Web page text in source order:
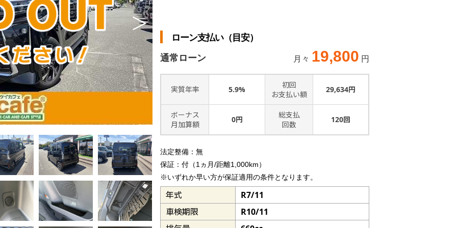
＞
ローン支払い（目安）
通常ローン
月々 19,800 円
実質年率 5.9%
初回
お支払い額
29,634円
ボーナス
月加算額
0円
総支払
回数
120回
法定整備：無
保証：付（1ヵ月/距離1,000km）
※いずれか早い方が保証適用の条件となります。
年式
R7/11
車検期限
R10/11